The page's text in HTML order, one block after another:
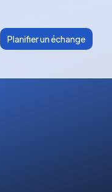
Planifier un échange